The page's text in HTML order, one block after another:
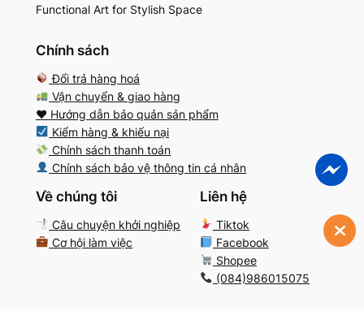
Functional Art for Stylish Space
Chính sách
Đổi trả hàng hoá
Vận chuyển & giao hàng
♥️ Hướng dẫn bảo quản sản phẩm
Kiểm hàng & khiếu nại
Chính sách thanh toán
Chính sách bảo vệ thông tin cá nhân
Về chúng tôi
Câu chuyện khởi nghiệp
Cơ hội làm việc
Liên hệ
Tiktok
Facebook
Shopee
(084)986015075